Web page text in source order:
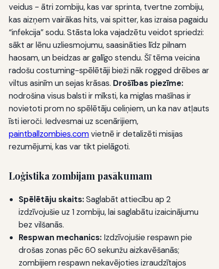
veidus - ātri zombiju, kas var sprinta, tvertne zombiju,
kas aizņem vairākas hits, vai spitter, kas izraisa pagaidu
“infekcija” sodu. Stāsta loka vajadzētu veidot spriedzi:
sākt ar lēnu uzliesmojumu, saasināties līdz pilnam
haosam, un beidzas ar galīgo stendu. Šī tēma veicina
radošu costuming-spēlētāji bieži nāk rogged drēbes ar
viltus asinīm un sejas krāsas. Drošības piezīme:
nodrošina visus balsti ir mīksti, ka miglas mašīnas ir
novietoti prom no spēlētāju celiņiem, un ka nav atļauts
īsti ieroči. Iedvesmai uz scenārijiem,
paintballzombies.comvietnē ir detalizēti misijas
rezumējumi, kas var tikt pielāgoti.
Loģistika zombijam pasākumam
Spēlētāju skaits:Saglabāt attiecību ap 2
izdzīvojušie uz 1 zombiju, lai saglabātu izaicinājumu
bez vilšanās.
Respwan mechanics:Izdzīvojušie respawn pie
drošas zonas pēc 60 sekunžu aizkavēšanās;
zombijiem respawn nekavējoties izraudzītajos